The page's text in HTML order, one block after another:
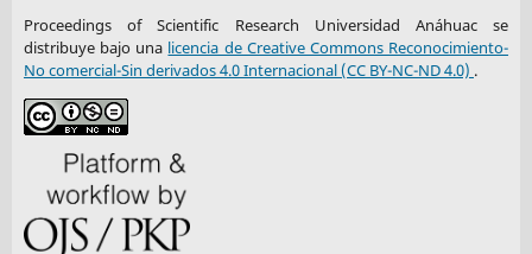
Proceedings of Scientific Research Universidad Anáhuac se
distribuye bajo una licencia de Creative Commons Reconocimiento-
No comercial-Sin derivados 4.0 Internacional (CC BY-NC-ND 4.0) .